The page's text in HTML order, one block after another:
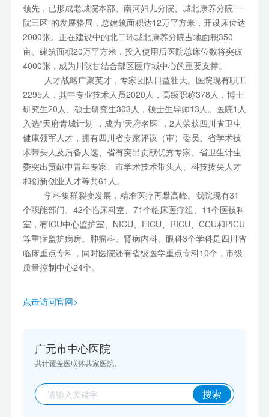
领先，已形成老城院本部、南河妇儿分院、城北康养分院“一
院三区”的发展格局，总建筑面积达12万平方米，开设床位达
2000张。正在建设中的北二环城北康养分院占地面积350
亩、建筑面积20万平方米，投入使用后医院总床位数将突破
4000张，成为川陕甘结合部区医疗域中心的重要支撑。
人才战略广聚英才，专家团队日益壮大。医院现有职工
2295人，其中专业技术人员2020人，高级职称378人，博士
研究生20人、硕士研究生303人，硕士生导师13人。医院1人
入选“天府青城计划”，成为“天府名医”，2人荣获四川省卫生
健康领军人才，拥有四川省专家评议（审）委员、省学术技
术带头人及后备人选、省有突出贡献优秀专家、省卫生计生
委突出贡献中青年专家、市学术技术带头人、科技拔尖人才
和创新创业人才等共61人。
学科集群裂变发展，精准医疗再攀高峰。我院现有31
个职能部门、42个临床科室、71个临床医疗组、11个医技科
室，有ICU中心监护室、NICU、EICU、RICU、CCU和PICU
等重症监护病房。肿瘤科、肾病内科、眼科3个学科是四川省
临床重点专科，同时医院还有省级医学重点专科10个，市级
质量控制中心24个。
点击访问官网>
广元市中心医院
共计覆盖医联体共家医院。
搜索